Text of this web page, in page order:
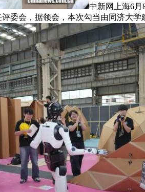
中新网上海6月
委会，据领会，本次勾当由同济大